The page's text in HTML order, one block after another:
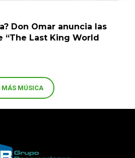
Don Omar anuncia las
“The Last King World
MÁS MÚSICA